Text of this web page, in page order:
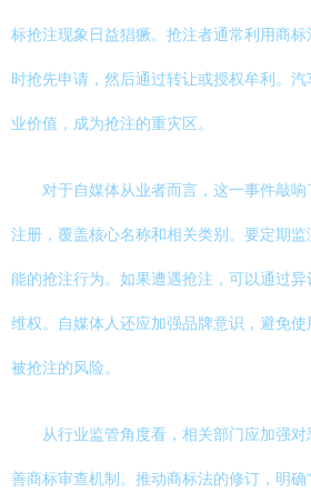
标抢注现象日益猖獗。抢注者通常利用商
时抢先申请，然后通过转让或授权牟利。
业价值，成为抢注的重灾区。
对于自媒体从业者而言，这一事件敲
注册，覆盖核心名称和相关类别。要定期
能的抢注行为。如果遭遇抢注，可以通过
维权。自媒体人还应加强品牌意识，避免
被抢注的风险。
从行业监管角度看，相关部门应加强
善商标审查机制。推动商标法的修订，明确